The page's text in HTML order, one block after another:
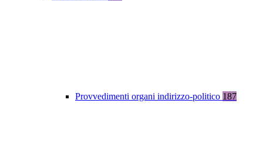
Provvedimenti organi indirizzo-politico 187